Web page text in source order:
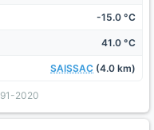
-15.0 °C
41.0 °C
SAISSAC (4.0 km)
2020